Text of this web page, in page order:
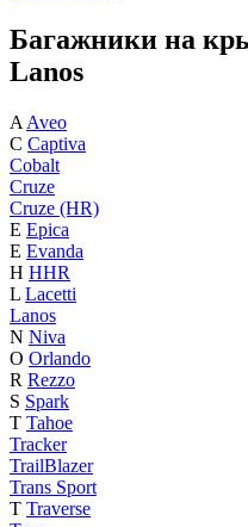
Багажники на
Lanos
A Aveo
C Captiva
Cobalt
Cruze
Cruze (HR)
E Epica
E Evanda
H HHR
L Lacetti
Lanos
N Niva
O Orlando
R Rezzo
S Spark
T Tahoe
Tracker
TrailBlazer
Trans Sport
T Traverse